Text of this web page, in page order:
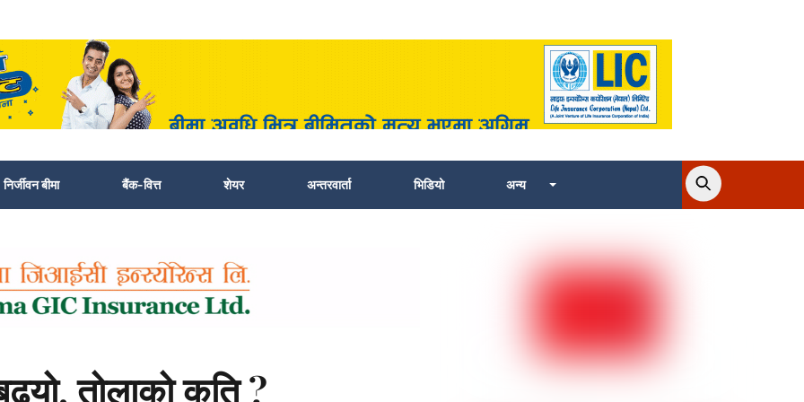
निर्जीवन बीमा बैंक-वित्त शेयर अन्तरवार्ता भिडियो अन्य
तोलाको कति ?